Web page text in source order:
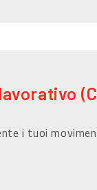
i tuoi